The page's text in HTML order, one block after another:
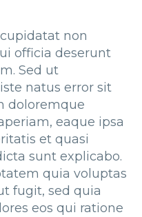
non
officia deserunt
Sed ut
natus error sit
doloremque
eaque ipsa
et quasi
sunt explicabo.
quia voluptas
fugit, sed quia
eos qui ratione